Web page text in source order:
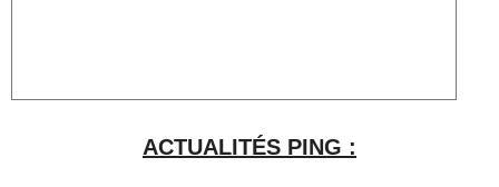
ACTUALITÉS PING :